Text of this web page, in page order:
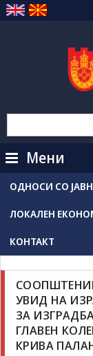
Прескокнете
Мени
ОДНОСИ СО
ЛОКАЛЕН
КОНТАКТ
УВИД НА
ЗА
ГЛАВЕН
КРИВА
Новости /
мај 28, 2026
Соопштение
изработен
линиска